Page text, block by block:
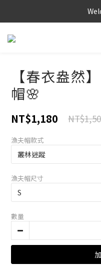
【春衣盎然
帽🌸
NT$1,180
漁夫帽款式
漁夫帽尺寸
數量